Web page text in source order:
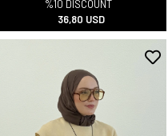
%10 DISCOUNT
36,80 USD